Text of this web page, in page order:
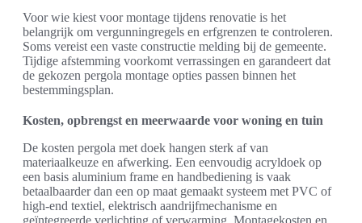
Voor wie kiest voor montage tijdens renovatie is het
belangrijk om vergunningregels en erfgrenzen te controleren.
Soms vereist een vaste constructie melding bij de gemeente.
Tijdige afstemming voorkomt verrassingen en garandeert dat
de gekozen pergola montage opties passen binnen het
bestemmingsplan.
Kosten, opbrengst en meerwaarde voor woning en tuin
De kosten pergola met doek hangen sterk af van
materiaalkeuze en afwerking. Een eenvoudig acryldoek op
een basis aluminium frame en handbediening is vaak
betaalbaarder dan een op maat gemaakt systeem met PVC of
high-end textiel, elektrisch aandrijfmechanisme en